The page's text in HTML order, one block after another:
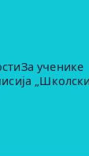
u-
За ученике